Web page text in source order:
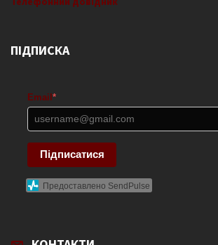
ПІДПИСКА
Email*
Підписатися
Предоставлено SendPulse